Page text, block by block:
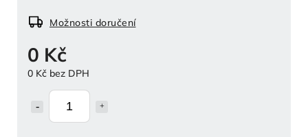
0 Kč
0 Kč bez DPH
Možnosti doručení